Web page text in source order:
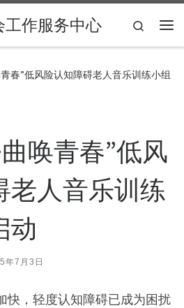
工作服务中心
Search
青春”低风险认知障碍老人音乐训练小组
唤青春”低风
老人音乐训练
动
年7月3日
快，轻度认知障碍已成为困扰